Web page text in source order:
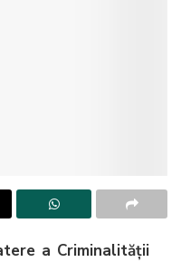
a Criminalităţii